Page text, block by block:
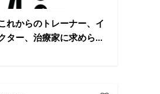
れからのトレーナー、イ
ター、治療家に求めら...